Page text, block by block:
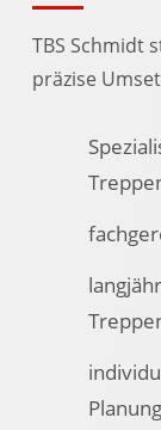
TBS Schmidt
präzise
Planung